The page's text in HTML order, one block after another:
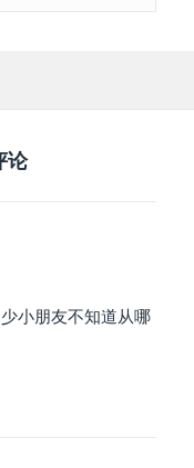
论
小朋友不知道从哪